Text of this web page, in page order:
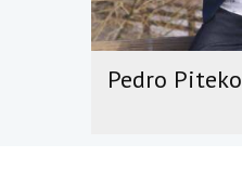
Pedro Piteko